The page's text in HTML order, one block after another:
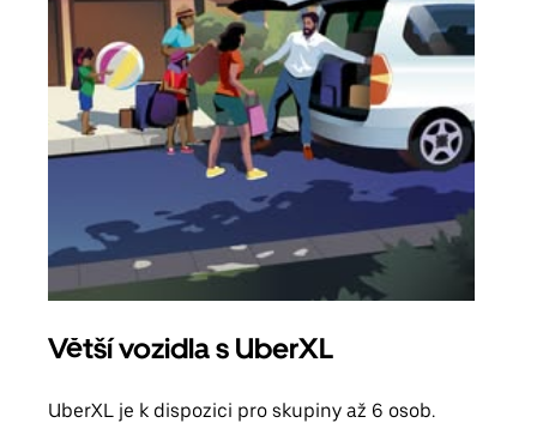
Větší vozidla s UberXL
UberXL je k dispozici pro skupiny až 6 osob.